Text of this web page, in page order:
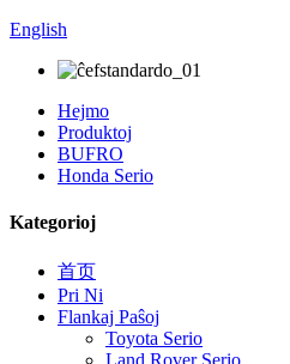
English
Hejmo
Produktoj
BUFRO
Honda Serio
Kategorioj
首页
Pri Ni
Flankaj Paŝoj
Toyota Serio
Land Rover Serio